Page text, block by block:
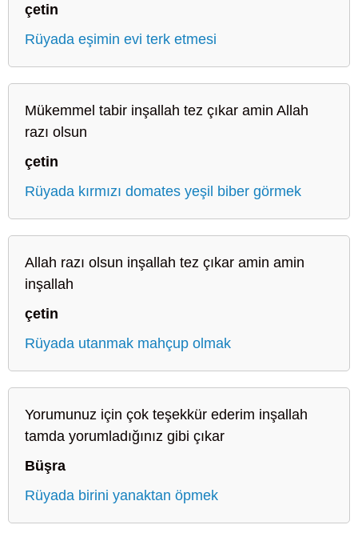
çetin
Rüyada eşimin evi terk etmesi
Mükemmel tabir inşallah tez çıkar amin Allah
razı olsun
çetin
Rüyada kırmızı domates yeşil biber görmek
Allah razı olsun inşallah tez çıkar amin amin
inşallah
çetin
Rüyada utanmak mahçup olmak
Yorumunuz için çok teşekkür ederim inşallah
tamda yorumladığınız gibi çıkar
Büşra
Rüyada birini yanaktan öpmek